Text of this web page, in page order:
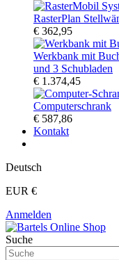
RasterPlan
€ 362,95
Werkbank mit
und 3 Schubladen
€ 1.374,45
Computerschrank
€ 587,86
Kontakt
Deutsch
EUR €
Anmelden
Suche